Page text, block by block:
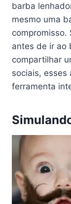
barba
mesmo uma
compromisso.
antes de ir ao
compartilhar
sociais, esses
ferramenta